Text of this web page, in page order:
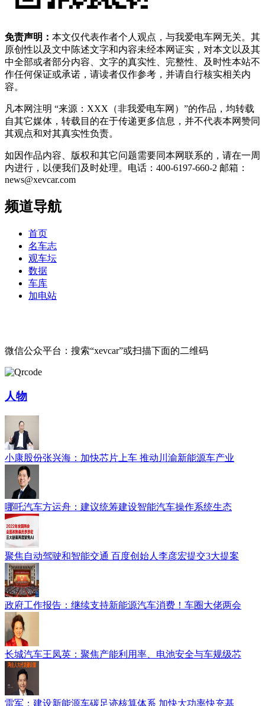
免责声明： 本文仅代表作者个人观点，与我爱电车网无关。其
原创性以及文中陈述文字和内容未经本网证实，对本文以及其
中全部或者部分内容、文字的真实性、完整性、及时性本站不
作任何保证或承诺，请读者仅作参考，并请自行核实相关内
容。
凡本网注明 “来源：XXX（非我爱电车网）”的作品，均转载
自其它媒体，转载目的在于传递更多信息，并不代表本网赞同
其观点和对其真实性负责。
如因作品内容、版权和其它问题需要同本网联系的，请在一周
内进行，以便我们及时处理。电话：400-6197-660-2 邮箱：
news@xevcar.com
频道导航
首页
名车志
观车坛
数据
车库
加电站
微信公众平台：搜索“xevcar”或扫描下面的二维码
人物
小康股份张兴海：加快芯片上车 推动川渝新能源车产业
哪吒汽车方运舟：建议统筹建设智能汽车操作系统生态
聚焦自动驾驶和智能交通 百度创始人李彦宏提交3大提案
政府工作报告：继续支持新能源汽车消费！车圈大佬两会
长城汽车王凤英：聚焦产能利用率、电池安全与车规级芯
雷军：建设新能源车碳足迹核算体系 加快大功率快充基